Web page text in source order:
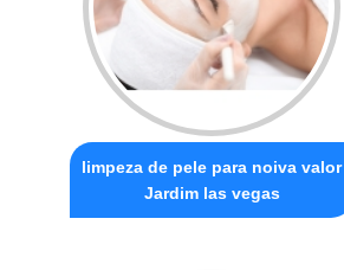
limpeza de pele para noiva valor
Jardim las vegas